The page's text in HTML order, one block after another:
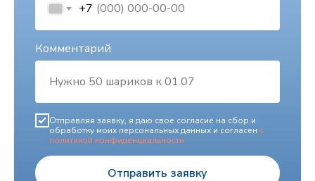
+7
Комментарий
Отправляя заявку, я даю свое согласие на сбор и
обработку моих персональных данных и согласен с
политикой конфиденциальности
Отправить заявку